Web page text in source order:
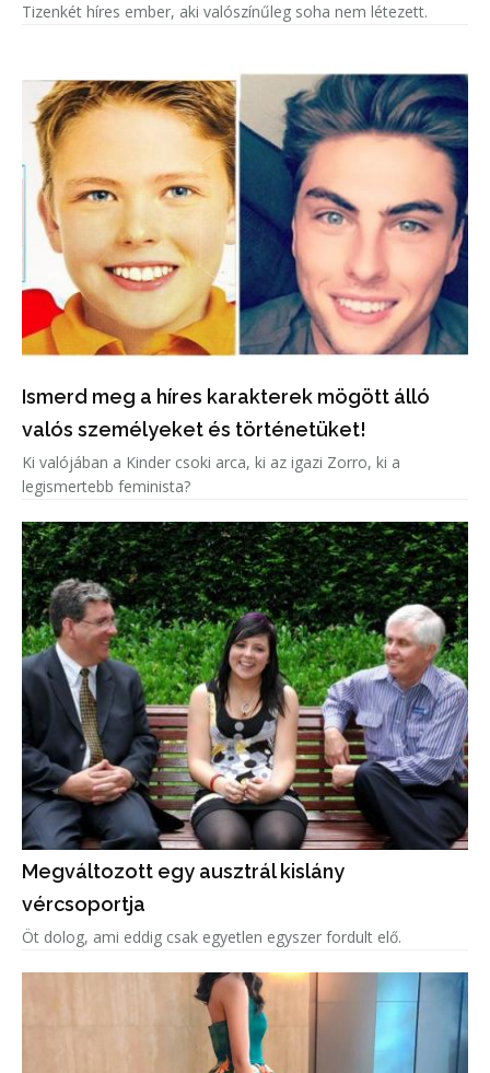
Tizenkét híres ember, aki valószínűleg soha nem létezett.
Ismerd meg a híres karakterek mögött álló
valós személyeket és történetüket!
Ki valójában a Kinder csoki arca, ki az igazi Zorro, ki a
legismertebb feminista?
Megváltozott egy ausztrál kislány
vércsoportja
Öt dolog, ami eddig csak egyetlen egyszer fordult elő.